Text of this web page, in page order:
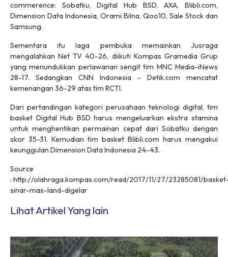
commerence: Sobatku, Digital Hub BSD, AXA, Blibli.com,
Dimension Data Indonesia, Orami Bilna, Qoo10, Sale Stock dan
Samsung.
Sementara itu laga pembuka memainkan Jusraga
mengalahkan Net TV 40-26, diikuti Kompas Gramedia Grup
yang menundukkan perlawanan sengit tim MNC Media-iNews
28-17. Sedangkan CNN Indonesia - Detik.com mencatat
kemenangan 36-29 atas tim RCTI.
Dari pertandingan kategori perusahaan teknologi digital, tim
basket Digital Hub BSD harus mengeluarkan ekstra stamina
untuk menghentikan permainan cepat dari Sobatku dengan
skor 35-31. Kemudian tim basket Blibli.com harus mengakui
keunggulan Dimension Data Indonesia 24-43.
Source
: http://olahraga.kompas.com/read/2017/11/27/23285081/
sinar-mas-land-digelar
Lihat Artikel Yang lain